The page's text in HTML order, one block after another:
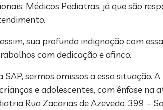
Médicos Pediatras, já que são
sua profunda indignação com
com dedicação e afinco.
SAP, sermos omissos a essa
e adolescentes, com ênfase na
Rua Zacarias de Azevedo, 399 –